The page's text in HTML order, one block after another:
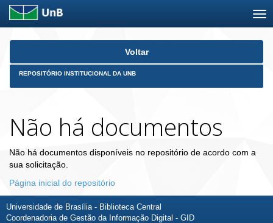
Skip
Voltar
REPOSITÓRIO INSTITUCIONAL DA UNB
Não há documentos
Não há documentos disponíveis no repositório de acordo com a
sua solicitação.
Página inicial do repositório
Universidade de Brasília - Biblioteca Central
Coordenadoria de Gestão da Informação Digital - GID